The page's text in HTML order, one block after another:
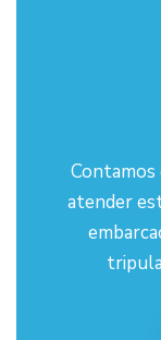
Contamos
atender